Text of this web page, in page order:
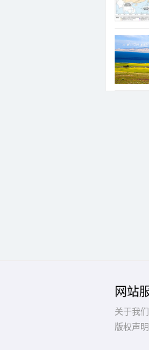
网站
关于我们
版权声明